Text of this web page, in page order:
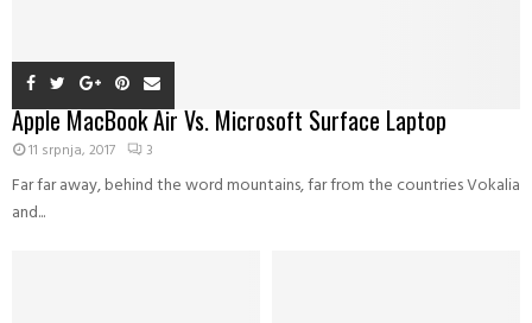
Apple MacBook Air Vs. Microsoft Surface Laptop
11 srpnja, 2017 3
Far far away, behind the word mountains, far from the countries Vokalia
and...